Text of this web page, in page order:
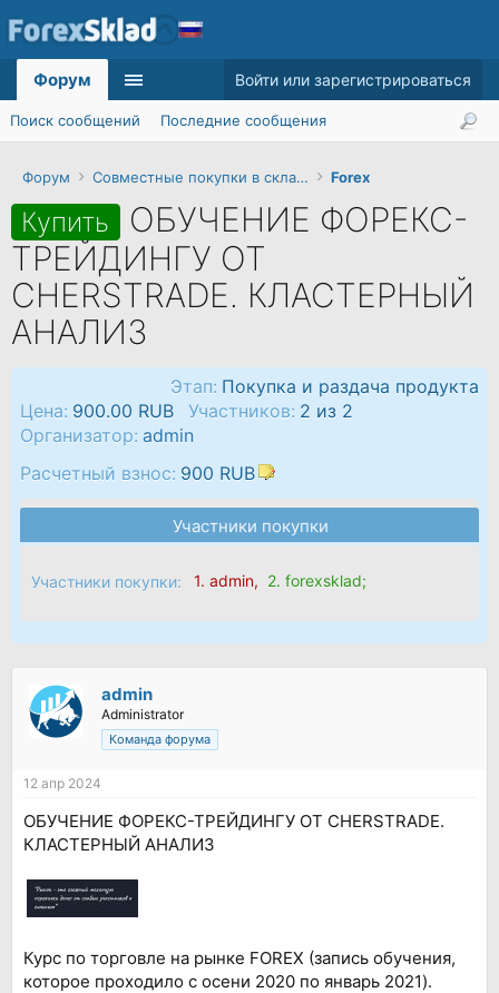
Форум Совместные покупки в складчинуForex
Купить ОБУЧЕНИЕ ФОРЕКС-
ТРЕЙДИНГУ ОТ
CHERSTRADE. КЛАСТЕРНЫЙ
АНАЛИЗ
Этап: Покупка и раздача продукта
Цена: 900.00 RUB Участников: 2 из 2
Организатор: admin
Расчетный взнос: 900 RUB
Участники покупки
Участники покупки: 1. admin, 2. forexsklad;
admin
Administrator
Команда форума
12 апр 2024
ОБУЧЕНИЕ ФОРЕКС-ТРЕЙДИНГУ ОТ CHERSTRADE.
КЛАСТЕРНЫЙ АНАЛИЗ
Курс по торговле на рынке FOREX (запись обучения,
которое проходило с осени 2020 по январь 2021).
Форум
Поиск сообщений Последние сообщения
Войти или зарегистрироваться